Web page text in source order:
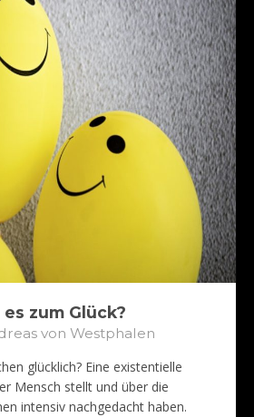
zum Glück?
von Westphalen
glücklich? Eine existentielle
Mensch stellt und über die
intensiv nachgedacht haben.